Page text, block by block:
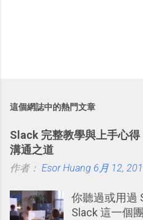
這個網誌中的熱門文章
Slack 完整教學與上手心
溝通之道
作者： Esor Huang 6月 12,
你聽過或用過
Slack 這一個